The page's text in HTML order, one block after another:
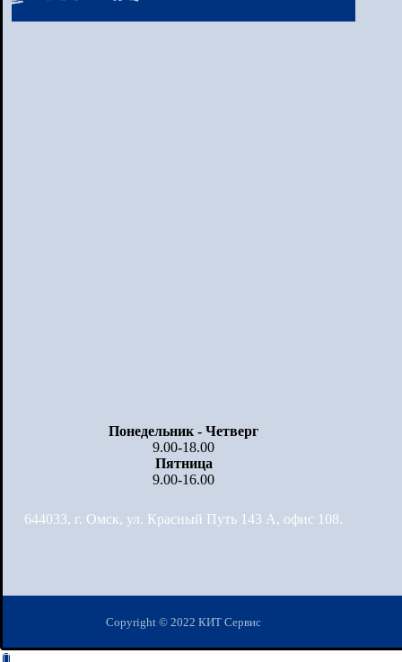
Понедельник - Четверг
9.00-18.00
Пятница
9.00-16.00
644033, г. Омск, ул. Красный Путь 143 А, офис 108.
Copyright © 2022 КИТ Сервис